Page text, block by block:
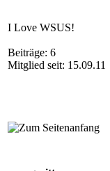
I Love WSUS!
Beiträge: 6
Mitglied seit: 15.09.11